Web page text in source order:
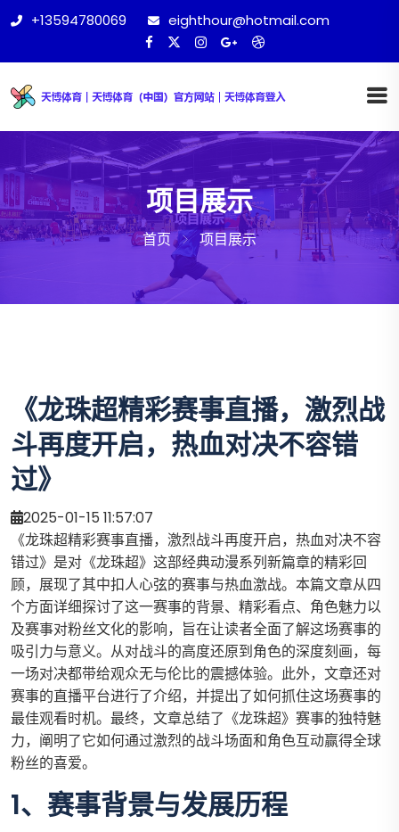
+13594780069 eighthour@hotmail.com
项目展示
首页 项目展示
《龙珠超精彩赛事直播，激烈战
斗再度开启，热血对决不容错
过》
2025-01-15 11:57:07
《龙珠超精彩赛事直播，激烈战斗再度开启，热血对决不容
错过》是对《龙珠超》这部经典动漫系列新篇章的精彩回
顾，展现了其中扣人心弦的赛事与热血激战。本篇文章从四
个方面详细探讨了这一赛事的背景、精彩看点、角色魅力以
及赛事对粉丝文化的影响，旨在让读者全面了解这场赛事的
吸引力与意义。从对战斗的高度还原到角色的深度刻画，每
一场对决都带给观众无与伦比的震撼体验。此外，文章还对
赛事的直播平台进行了介绍，并提出了如何抓住这场赛事的
最佳观看时机。最终，文章总结了《龙珠超》赛事的独特魅
力，阐明了它如何通过激烈的战斗场面和角色互动赢得全球
粉丝的喜爱。
1、赛事背景与发展历程